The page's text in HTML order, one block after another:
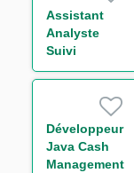
H/F
Assistant
Analyste
Suivi
d'Activité de
Margin &
Collateral
H/F
Développeur
Java Cash
Management